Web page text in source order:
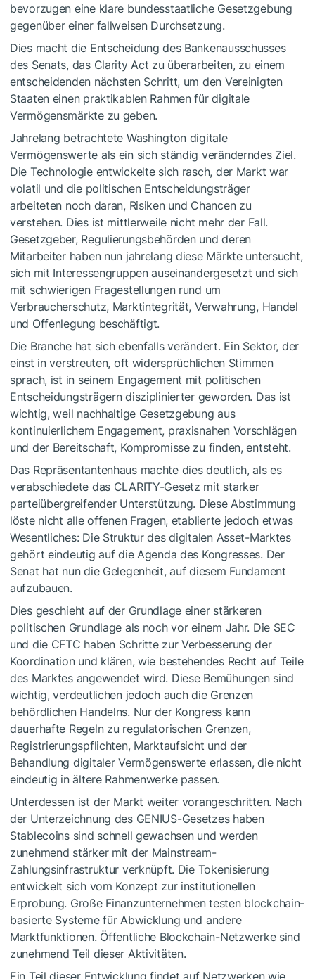
bevorzugen eine klare bundesstaatliche Gesetzgebung
gegenüber einer fallweisen Durchsetzung.
Dies macht die Entscheidung des Bankenausschusses
des Senats, das Clarity Act zu überarbeiten, zu einem
entscheidenden nächsten Schritt, um den Vereinigten
Staaten einen praktikablen Rahmen für digitale
Vermögensmärkte zu geben.
Jahrelang betrachtete Washington digitale
Vermögenswerte als ein sich ständig veränderndes Ziel.
Die Technologie entwickelte sich rasch, der Markt war
volatil und die politischen Entscheidungsträger
arbeiteten noch daran, Risiken und Chancen zu
verstehen. Dies ist mittlerweile nicht mehr der Fall.
Gesetzgeber, Regulierungsbehörden und deren
Mitarbeiter haben nun jahrelang diese Märkte untersucht,
sich mit Interessengruppen auseinandergesetzt und sich
mit schwierigen Fragestellungen rund um
Verbraucherschutz, Marktintegrität, Verwahrung, Handel
und Offenlegung beschäftigt.
Die Branche hat sich ebenfalls verändert. Ein Sektor, der
einst in verstreuten, oft widersprüchlichen Stimmen
sprach, ist in seinem Engagement mit politischen
Entscheidungsträgern disziplinierter geworden. Das ist
wichtig, weil nachhaltige Gesetzgebung aus
kontinuierlichem Engagement, praxisnahen Vorschlägen
und der Bereitschaft, Kompromisse zu finden, entsteht.
Das Repräsentantenhaus machte dies deutlich, als es
verabschiedete das CLARITY-Gesetz mit starker
parteiübergreifender Unterstützung. Diese Abstimmung
löste nicht alle offenen Fragen, etablierte jedoch etwas
Wesentliches: Die Struktur des digitalen Asset-Marktes
gehört eindeutig auf die Agenda des Kongresses. Der
Senat hat nun die Gelegenheit, auf diesem Fundament
aufzubauen.
Dies geschieht auf der Grundlage einer stärkeren
politischen Grundlage als noch vor einem Jahr. Die SEC
und die CFTC haben Schritte zur Verbesserung der
Koordination und klären, wie bestehendes Recht auf Teile
des Marktes angewendet wird. Diese Bemühungen sind
wichtig, verdeutlichen jedoch auch die Grenzen
behördlichen Handelns. Nur der Kongress kann
dauerhafte Regeln zu regulatorischen Grenzen,
Registrierungspflichten, Marktaufsicht und der
Behandlung digitaler Vermögenswerte erlassen, die nicht
eindeutig in ältere Rahmenwerke passen.
Unterdessen ist der Markt weiter vorangeschritten. Nach
der Unterzeichnung des GENIUS-Gesetzes haben
Stablecoins sind schnell gewachsen und werden
zunehmend stärker mit der Mainstream-
Zahlungsinfrastruktur verknüpft. Die Tokenisierung
entwickelt sich vom Konzept zur institutionellen
Erprobung. Große Finanzunternehmen testen blockchain-
basierte Systeme für Abwicklung und andere
Marktfunktionen. Öffentliche Blockchain-Netzwerke sind
zunehmend Teil dieser Aktivitäten.